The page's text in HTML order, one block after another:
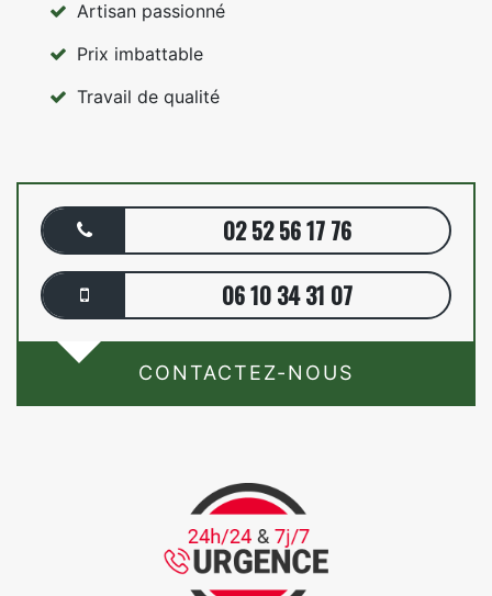
Artisan passionné
Prix imbattable
Travail de qualité
02 52 56 17 76
06 10 34 31 07
CONTACTEZ-NOUS